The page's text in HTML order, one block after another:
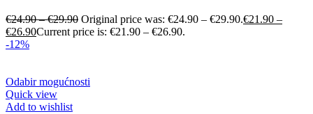
€24.90–€29.90 Original price was: €24.90 – €29.90.€21.90 –
€26.90Current price is: €21.90 – €26.90.
-12%
Odabir mogućnosti
Quick view
Add to wishlist